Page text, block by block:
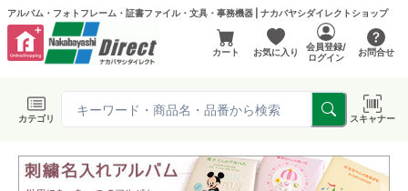
アルバム・フォトフレーム・証書ファイル・文具・事務機器 | ナカバヤシダイレクトショップ
カート お気に入り
会員登録/
ログイン
お問合せ
カテゴリ スキャナー